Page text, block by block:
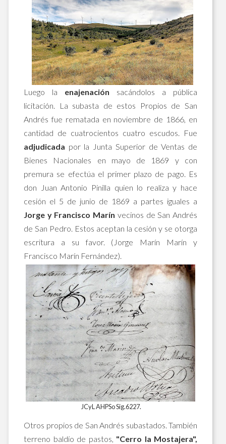
Luego la enajenación sacándolos a pública
licitación. La subasta de estos Propios de San
Andrés fue rematada en noviembre de 1866, en
cantidad de cuatrocientos cuatro escudos. Fue
adjudicada por la Junta Superior de Ventas de
Bienes Nacionales en mayo de 1869 y con
premura se efectúa el primer plazo de pago. Es
don Juan Antonio Pinilla quien lo realiza y hace
cesión el 5 de junio de 1869 a partes iguales a
Jorge y Francisco Marín vecinos de San Andrés
de San Pedro. Estos aceptan la cesión y se otorga
escritura a su favor. (Jorge Marín Marín y
Francisco Marín Fernández).
JCyL AHPSo Sig.6227.
Otros propios de San Andrés subastados. También
terreno baldío de pastos, "Cerro la Mostajera",